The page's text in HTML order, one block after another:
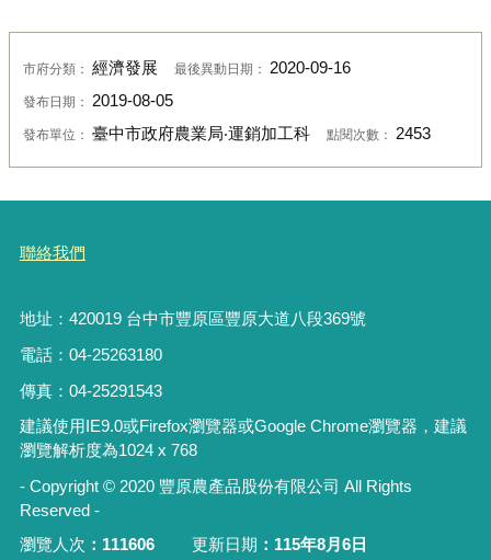
市府分類： 經濟發展 最後異動日期： 2020-09-16
發布日期： 2019-08-05
發布單位： 臺中市政府農業局‧運銷加工科 點閱次數： 2453
聯絡我們
地址：420019 台中市豐原區豐原大道八段369號
電話：04-25263180
傳真：04-25291543
建議使用IE9.0或Firefox瀏覽器或Google Chrome瀏覽器，建議
瀏覽解析度為1024 x 768
- Copyright © 2020 豐原農產品股份有限公司 All Rights
Reserved -
瀏覽人次
111606 更新日期 115年8月6日